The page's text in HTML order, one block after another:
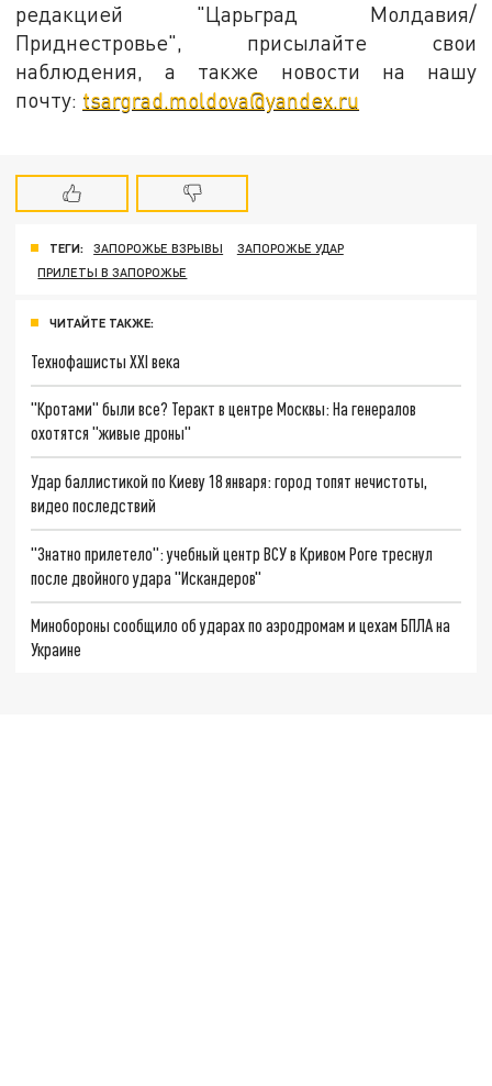
редакцией "Царьград Молдавия/
Приднестровье", присылайте свои
наблюдения, а также новости на нашу
почту: tsargrad.moldova@yandex.ru
ТЕГИ: ЗАПОРОЖЬЕ ВЗРЫВЫ
ЗАПОРОЖЬЕ УДАР
ПРИЛЕТЫ В ЗАПОРОЖЬЕ
ЧИТАЙТЕ ТАКЖЕ:
Технофашисты XXI века
"Кротами" были все? Теракт в центре Москвы: На генералов
охотятся "живые дроны"
Удар баллистикой по Киеву 18 января: город топят нечистоты,
видео последствий
"Знатно прилетело": учебный центр ВСУ в Кривом Роге треснул
после двойного удара "Искандеров"
Минобороны сообщило об ударах по аэродромам и цехам БПЛА на
Украине